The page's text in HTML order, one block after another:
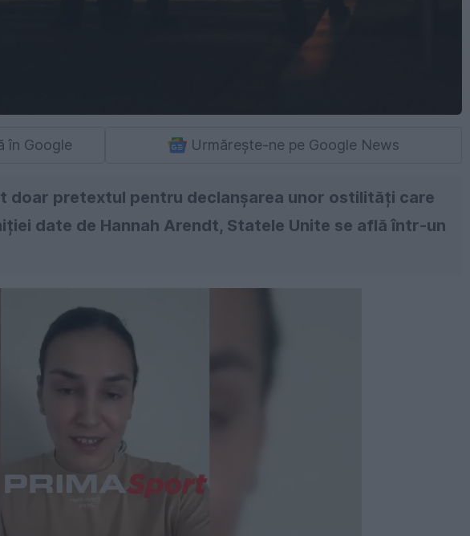
în Google Urmărește-ne pe Google News
doar pretextul pentru declanșarea unor ostilități care
date de Hannah Arendt, Statele Unite se află într-un